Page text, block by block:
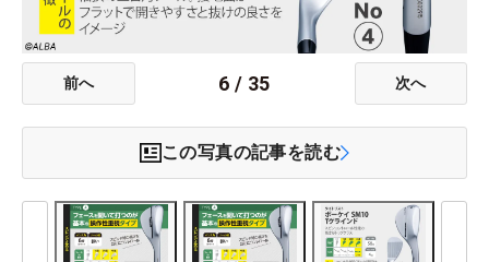
前へ 6 / 35 次へ
この写真の記事を読む